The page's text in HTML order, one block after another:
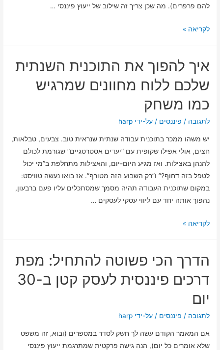
להם פרפרים). מה שכן צריך זה שילוב של ייעוץ פיננסי …
בניית
למשפחה:
התכנון
הפיננסי
שלא
לבלוע
לכם
את
החלומות
לקריאה »
איך להפוך את התוכנית השנתית
שלכם ללוח מחוונים שמרגיש
כמו משחק
לתגובה / פיננסים / על-ידי harp
יש משהו ממכר בתוכנית עבודה שנתית שנראית טוב. צבעים, טבלאות,
חצים, אולי אפילו שקופית עם “יעדים אסטרטגיים” שגורמת לכולם
להנהן באצילות. ואז מגיע היום-יום, והאצילות מתחלפת ב”מי יכול
לטפל בזה דחוף?” ו”רק השבוע הזה מטורף”. אז בואו נעשה טוויסט:
במקום שתוכנית העבודה תהיה מסמך שמסתכלים עליו פעם ברבעון,
נהפוך אותה יחד עם ליווי עסקי לעסקים …
איך
התוכנית
שלכם
ללוח
כמו
משחק
לקריאה »
הדרך הכי פשוטה להתחיל: מפת
דרכים פיננסית לעסק קטן ב-30
יום
לתגובה / פיננסים / על-ידי harp
אם המאמר הקודם עשה לך חשק לסדר במספרים (ובוא, זה משפט
שלא אומרים כל יום), הנה גישה פרקטית שמתרגמת ייעוץ פיננסי